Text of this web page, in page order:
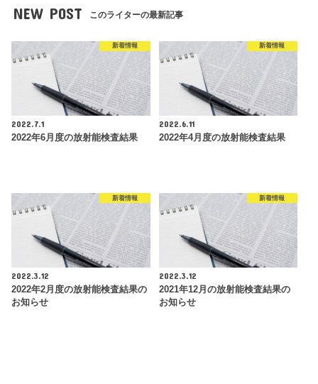
NEW POST このライターの最新記事
新着情報
2022.7.1
2022年6月度の放射能検査結果
新着情報
2022.6.11
2022年4月度の放射能検査結果
新着情報
2022.3.12
2022年2月度の放射能検査結果の
お知らせ
新着情報
2022.3.12
2021年12月の放射能検査結果の
お知らせ